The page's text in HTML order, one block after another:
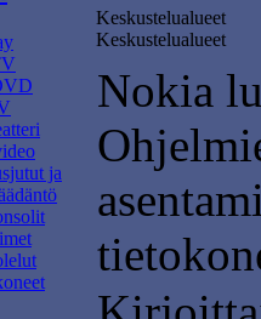
ja
Keskustelualueet
Keskustelualueet
Nokia